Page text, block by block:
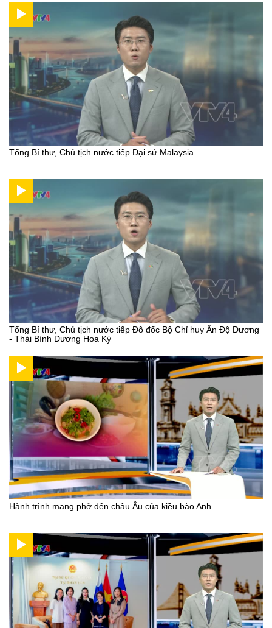
Tổng Bí thư, Chủ tịch nước tiếp Đại sứ Malaysia
Tổng Bí thư, Chủ tịch nước tiếp Đô đốc Bộ Chỉ huy Ấn Độ Dương
- Thái Bình Dương Hoa Kỳ
Hành trình mang phở đến châu Âu của kiều bào Anh